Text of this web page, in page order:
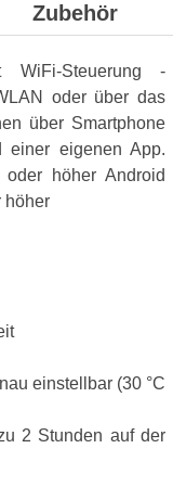
Zubehör
Steuerung -
oder über das
über Smartphone
einer eigenen App.
höher Android
höher
einstellbar (30 °C
2 Stunden auf der